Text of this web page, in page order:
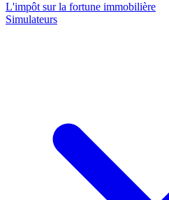
L'impôt sur la fortune immobilière
Simulateurs